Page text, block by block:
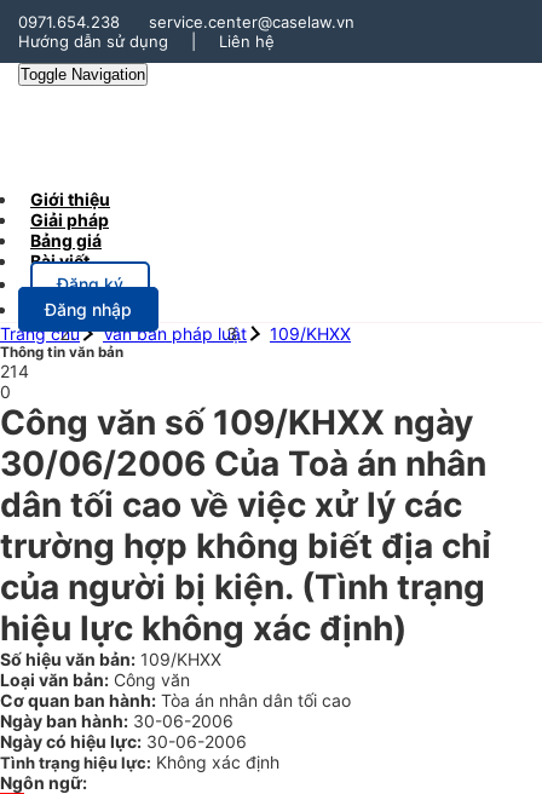
0971.654.238
service.center@caselaw.vn
Hướng dẫn sử dụng
Liên hệ
Toggle Navigation
Giới thiệu
Giải pháp
Bảng giá
Bài viết
Đăng ký
Đăng nhập
Trang chủ
Văn bản pháp luật 109/KHXX
Thông tin văn bản
214
0
Công văn số 109/KHXX ngày
30/06/2006 Của Toà án nhân
dân tối cao về việc xử lý các
trường hợp không biết địa chỉ
của người bị kiện. (Tình trạng
hiệu lực không xác định)
Số hiệu văn bản: 109/KHXX
Loại văn bản: Công văn
Cơ quan ban hành: Tòa án nhân dân tối cao
Ngày ban hành: 30-06-2006
Ngày có hiệu lực: 30-06-2006
Tình trạng hiệu lực: Không xác định
Ngôn ngữ: